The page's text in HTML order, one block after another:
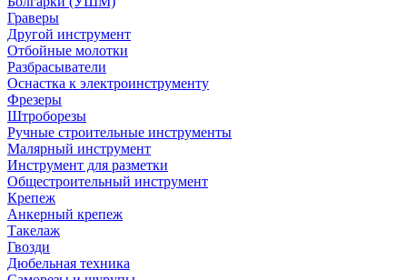
Граверы
Другой инструмент
Отбойные молотки
Разбрасыватели
Оснастка к электроинструменту
Фрезеры
Штроборезы
Ручные строительные инструменты
Малярный инструмент
Инструмент для разметки
Общестроительный инструмент
Крепеж
Анкерный крепеж
Такелаж
Гвозди
Дюбельная техника